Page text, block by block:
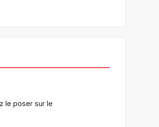
le poser sur le